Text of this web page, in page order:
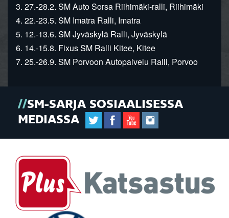
3. 27.-28.2. SM Auto Sorsa Riihimäki-ralli, Riihimäki
4. 22.-23.5. SM Imatra Ralli, Imatra
5. 12.-13.6. SM Jyväskylä Ralli, Jyväskylä
6. 14.-15.8. Fixus SM Ralli Kitee, Kitee
7. 25.-26.9. SM Porvoon Autopalvelu Ralli, Porvoo
SM-SARJA SOSIAALISESSA
MEDIASSA